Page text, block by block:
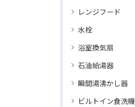
レンジフード
水栓
浴室換気扇
石油給湯器
瞬間湯沸かし器
ビルトイン食洗機